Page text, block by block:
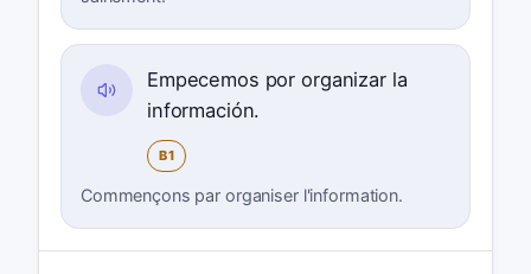
Empecemos por organizar la
información.
B1
Commençons par organiser l'information.